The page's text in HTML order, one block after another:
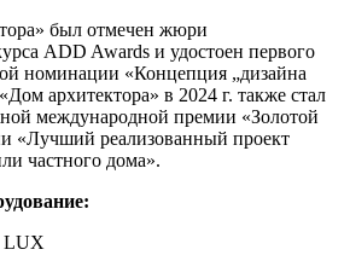
был отмечен жюри
ADD Awards и удостоен первого
номинации «Концепция „дизайна
архитектора» в 2024 г. также стал
международной премии «Золотой
«Лучший реализованный проект
частного дома».
LUX